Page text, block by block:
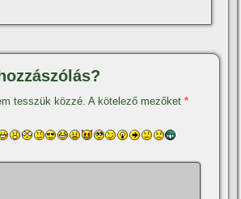
tesszük közzé. A kötelező mezőket*